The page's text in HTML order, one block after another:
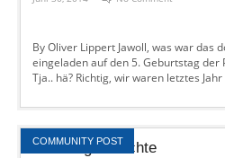
By Oliver Lippert Jawoll, was war das
eingeladen auf den 5. Geburtstag
Tja.. hä? Richtig, wir waren letztes
Kirchengeschichte
COMMUNITY POST